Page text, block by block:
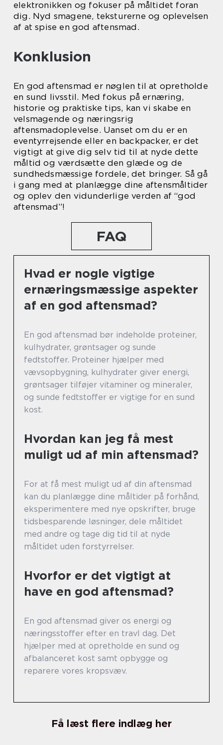
elektronikken og fokuser på måltidet foran
dig. Nyd smagene, teksturerne og oplevelsen
af at spise en god aftensmad.
Konklusion
En god aftensmad er nøglen til at opretholde
en sund livsstil. Med fokus på ernæring,
historie og praktiske tips, kan vi skabe en
velsmagende og næringsrig
aftensmadoplevelse. Uanset om du er en
eventyrrejsende eller en backpacker, er det
vigtigt at give dig selv tid til at nyde dette
måltid og værdsætte den glæde og de
sundhedsmæssige fordele, det bringer. Så gå
i gang med at planlægge dine aftensmåltider
og oplev den vidunderlige verden af “god
aftensmad”!
FAQ
Hvad er nogle vigtige
ernæringsmæssige aspekter
af en god aftensmad?
En god aftensmad bør indeholde proteiner,
kulhydrater, grøntsager og sunde
fedtstoffer. Proteiner hjælper med
vævsopbygning, kulhydrater giver energi,
grøntsager tilføjer vitaminer og mineraler,
og sunde fedtstoffer er vigtige for en sund
kost.
Hvordan kan jeg få mest
muligt ud af min aftensmad?
For at få mest muligt ud af din aftensmad
kan du planlægge dine måltider på forhånd,
eksperimentere med nye opskrifter, bruge
tidsbesparende løsninger, dele måltidet
med andre og tage dig tid til at nyde
måltidet uden forstyrrelser.
Hvorfor er det vigtigt at
have en god aftensmad?
En god aftensmad giver os energi og
næringsstoffer efter en travl dag. Det
hjælper med at opretholde en sund og
afbalanceret kost samt opbygge og
reparere vores kropsvæv.
Få læst flere indlæg her